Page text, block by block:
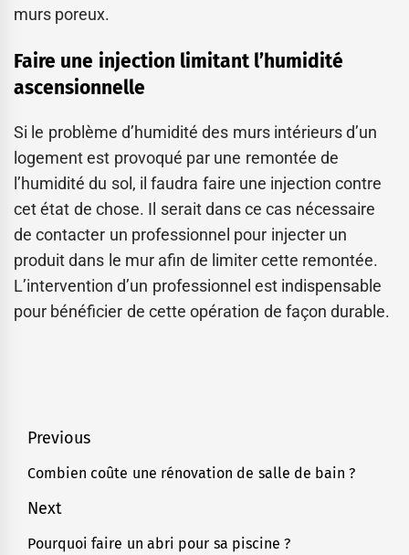
murs poreux.
Faire une injection limitant l’humidité
ascensionnelle
Si le problème d’humidité des murs intérieurs d’un
logement est provoqué par une remontée de
l’humidité du sol, il faudra faire une injection contre
cet état de chose. Il serait dans ce cas nécessaire
de contacter un professionnel pour injecter un
produit dans le mur afin de limiter cette remontée.
L’intervention d’un professionnel est indispensable
pour bénéficier de cette opération de façon durable.
Navigation
de
l’article
Previous
Previous
Combien coûte une rénovation de salle de bain ?
Next
Next
Pourquoi faire un abri pour sa piscine ?